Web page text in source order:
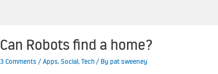
Can Robots find a home?
3 Comments /Apps, Social, Tech / By pat sweeney